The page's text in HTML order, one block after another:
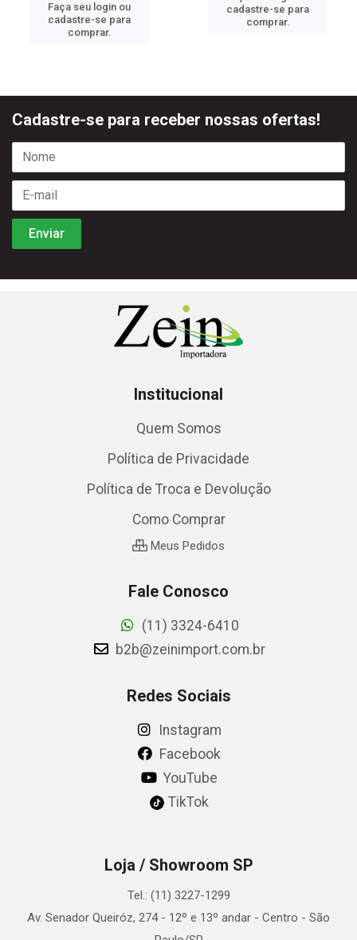
Faça seu login ou
cadastre-se para
comprar.
cadastre-se para
comprar.
Cadastre-se para receber nossas ofertas!
Institucional
Quem Somos
Política de Privacidade
Política de Troca e Devolução
Como Comprar
Meus Pedidos
Fale Conosco
(11) 3324-6410
b2b@zeinimport.com.br
Redes Sociais
Instagram
Facebook
YouTube
TikTok
Loja / Showroom SP
Tel.: (11) 3227-1299
Av. Senador Queiróz, 274 - 12º e 13º andar - Centro - São